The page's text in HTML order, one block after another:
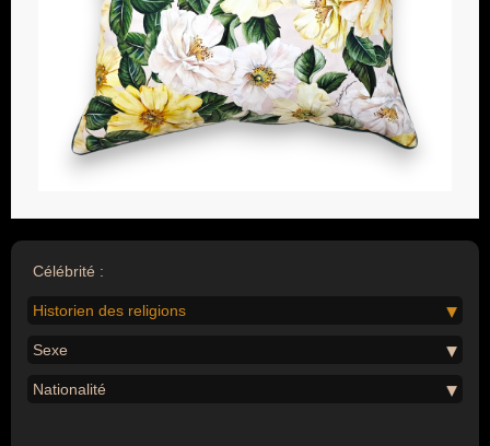
Célébrité :
Historien des religions
Sexe
Nationalité